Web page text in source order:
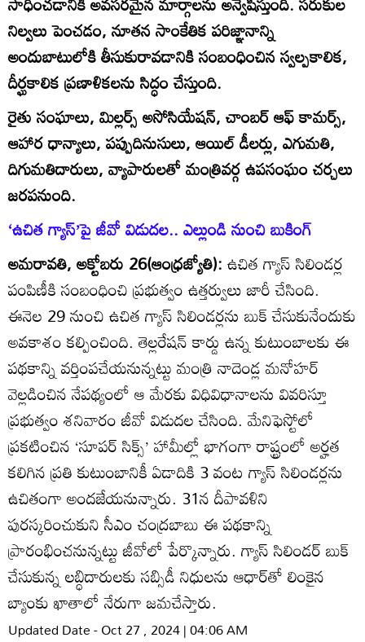
నిల్వలు పెంచడం, నూతన సాంకేతిక పరిజ్ఞానాన్ని
అందుబాటులోకి తీసుకురావడానికి సంబంధించిన స్వల్పకాలిక,
దీర్ఘకాలిక ప్రణాళికలను సిద్ధం చేస్తుంది.
రైతు సంఘాలు, మిల్లర్స్‌ అసోసియేషన్‌, చాంబర్‌ ఆఫ్‌ కామర్స్‌,
ఆహార ధాన్యాలు, పప్పుదినుసులు, ఆయిల్‌ డీలర్లు, ఎగుమతి,
దిగుమతిదారులు, వ్యాపారులతో మంత్రివర్గ ఉపసంఘం చర్చలు
జరపనుంది.
‘ఉచిత గ్యాస్‌’పై జీవో విడుదల.. ఎల్లుండి నుంచి బుకింగ్‌
అమరావతి, అక్టోబరు 26(ఆంధ్రజ్యోతి):ఉచిత గ్యాస్‌ సిలిండర్ల
పంపిణీకి సంబంధించి ప్రభుత్వం ఉత్తర్వులు జారీ చేసింది.
ఈనెల 29 నుంచి ఉచిత గ్యాస్‌ సిలిండర్లను బుక్‌ చేసుకునేందుకు
అవకాశం కల్పించింది. తెల్లరేషన్‌ కార్డు ఉన్న కుటుంబాలకు ఈ
పథకాన్ని వర్తింపచేయనున్నట్టు మంత్రి నాదెండ్ల మనోహర్‌
వెల్లడించిన నేపథ్యంలో ఆ మేరకు విధివిధానాలను వివరిస్తూ
ప్రభుత్వం శనివారం జీవో విడుదల చేసింది. మేనిఫెస్టోలో
ప్రకటించిన ‘సూపర్‌ సిక్స్‌’ హామీల్లో భాగంగా రాష్ట్రంలో అర్హత
కలిగిన ప్రతి కుటుంబానికీ ఏడాదికి 3 వంట గ్యాస్‌ సిలిండర్లను
ఉచితంగా అందజేయనున్నారు. 31న దీపావళిని
పురస్కరించుకుని సీఎం చంద్రబాబు ఈ పథకాన్ని
ప్రారంభించనున్నట్టు జీవోలో పేర్కొన్నారు. గ్యాస్‌ సిలిండర్‌ బుక్‌
చేసుకున్న లబ్ధిదారులకు సబ్సిడీ నిధులను ఆధార్‌తో లింకైన
బ్యాంకు ఖాతాలో నేరుగా జమచేస్తారు.
Updated Date - Oct 27 , 2024 | 04:06 AM